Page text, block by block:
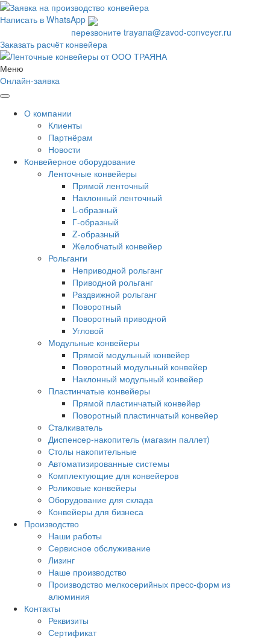
Написать в WhatsApp
перезвоните trayana@zavod-conveyer.ru
Заказать расчёт конвейера
Меню
Онлайн-заявка
О компании
Клиенты
Партнёрам
Новости
Конвейерное оборудование
Ленточные конвейеры
Прямой ленточный
Наклонный ленточный
L-образный
Г-образный
Z-образный
Желобчатый конвейер
Рольганги
Неприводной рольганг
Приводной рольганг
Раздвижной рольганг
Поворотный
Поворотный приводной
Угловой
Модульные конвейеры
Прямой модульный конвейер
Поворотный модульный конвейер
Наклонный модульный конвейер
Пластинчатые конвейеры
Прямой пластинчатый конвейер
Поворотный пластинчатый конвейер
Сталкиватель
Диспенсер-накопитель (магазин паллет)
Столы накопительные
Автоматизированные системы
Комплектующие для конвейеров
Роликовые конвейеры
Оборудование для склада
Конвейеры для бизнеса
Производство
Наши работы
Сервисное обслуживание
Лизинг
Наше производство
Производство мелкосерийных пресс-форм из
алюминия
Контакты
Реквизиты
Сертификат